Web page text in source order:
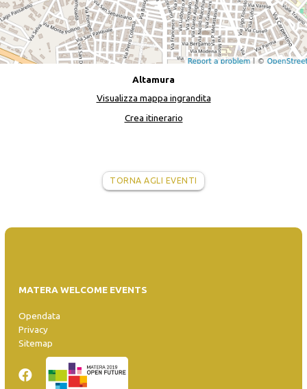
Altamura
Visualizza mappa ingrandita
Crea itinerario
TORNA AGLI EVENTI
MATERA WELCOME EVENTS
Opendata
Privacy
Sitemap